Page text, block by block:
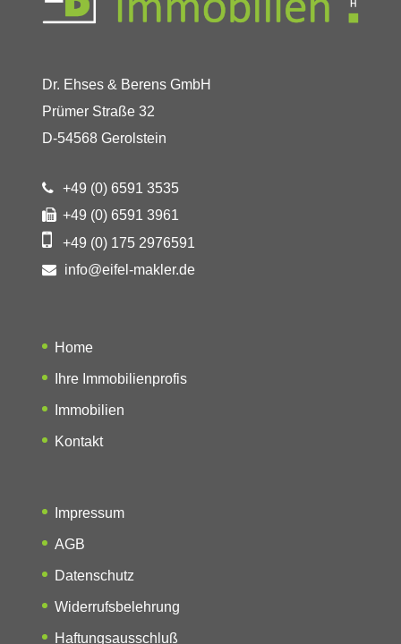
Dr. Ehses & Berens GmbH
Prümer Straße 32
D-54568 Gerolstein
+49 (0) 6591 3535
+49 (0) 6591 3961
+49 (0) 175 2976591
info@eifel-makler.de
Home
Ihre Immobilienprofis
Immobilien
Kontakt
Impressum
AGB
Datenschutz
Widerrufsbelehrung
Haftungsausschluß